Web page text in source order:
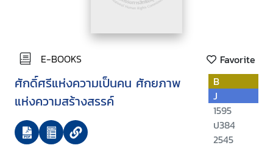
E-BOOKS Favorite
ศักดิ์ศรีแห่งความเป็นคน ศักยภาพ
แห่งความสร้างสรรค์
B
J
1595
ป384
2545